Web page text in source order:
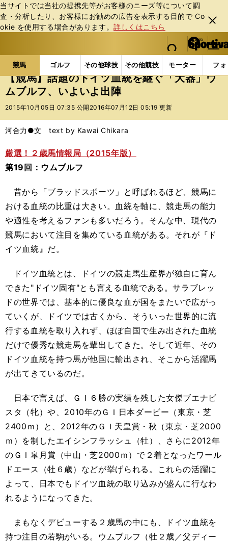
当サイトでは当社の提携先等がお客様のニーズ等について調
査・分析したり、お客様にお勧めの広告を表⽰する⽬的で Co
okie を使⽤する場合があります。詳しくはこちら
閉じ
る
web Sportiva (webスポルティーバ)
検索
マイペ
ー
ジ
メニュ
競馬 ゴルフ その他球技 その他競技 モーター フ
b
ス
ポ
ル
バ
競馬の記事一覧 競馬 【競馬】話題のドイツ血統を
【競馬】話題のドイツ血統を継ぐ「大器」ウ
ムブルフ、いよいよ出陣
2015年10月05日 07:35 公開 2016年07月12日 05:19 更新
河合力●文 text by Kawai Chikara
厳選！２歳馬情報局（2015年版）
第19回：ウムブルフ
昔から「ブラッドスポーツ」と呼ばれるほど、競馬に
おける血統の比重は大きい。血統を軸に、競走馬の能力
や適性を考えるファンも多いだろう。そんな中、現代の
競馬において注目を集めている血統がある。それが『ド
イツ血統』だ。
ドイツ血統とは、ドイツの競走馬生産界が独自に育ん
できた"ドイツ固有"とも言える血統である。サラブレッ
ドの世界では、基本的に優良な血が国をまたいで広がっ
ていくが、ドイツでは古くから、そういった世界的に流
行する血統を取り入れず、ほぼ自国で生み出された血統
だけで優秀な競走馬を輩出してきた。そして近年、その
ドイツ血統を持つ馬が他国に輸出され、そこから活躍馬
が出てきているのだ。
日本で言えば、ＧＩ６勝の実績を残した女傑ブエナビ
スタ（牝）や、2010年のＧＩ日本ダービー（東京・芝
2400ｍ）と、2012年のＧＩ天皇賞・秋（東京・芝2000
ｍ）を制したエイシンフラッシュ（牡）、さらに2012年
のＧＩ皐月賞（中山・芝2000ｍ）で２着となったワール
ドエース（牡６歳）などが挙げられる。これらの活躍に
よって、日本でもドイツ血統の取り込みが盛んに行なわ
れるようになってきた。
まもなくデビューする２歳馬の中にも、ドイツ血統を
持つ注目の若駒がいる。ウムブルフ（牡２歳／父ディー